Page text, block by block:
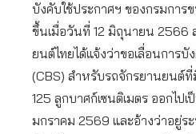
บังคับใช้ประกาศฯ ของกรมการ
ขึ้นเมื่อวันที่ 12 มิถุนายน 2566
ยนต์ไทยได้แจ้งว่าขอเลื่อนการ
(CBS) สำหรับรถจักรยานยนต์
125 ลูกบาศก์เซนติเมตร ออกไป
มกราคม 2569 และอ้างว่าอยู่